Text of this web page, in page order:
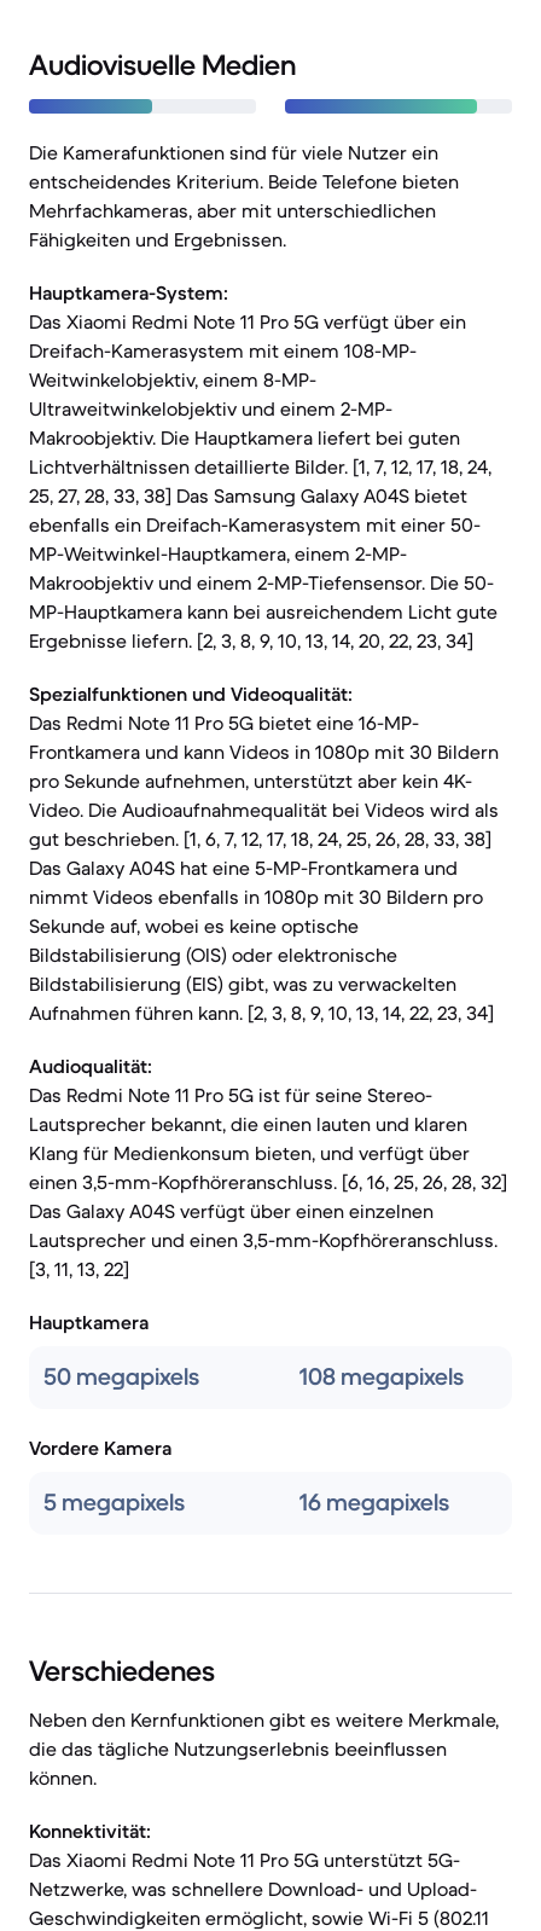
Audiovisuelle Medien
Die Kamerafunktionen sind für viele Nutzer ein
entscheidendes Kriterium. Beide Telefone bieten
Mehrfachkameras, aber mit unterschiedlichen
Fähigkeiten und Ergebnissen.
Hauptkamera-System:
Das Xiaomi Redmi Note 11 Pro 5G verfügt über ein
Dreifach-Kamerasystem mit einem 108-MP-
Weitwinkelobjektiv, einem 8-MP-
Ultraweitwinkelobjektiv und einem 2-MP-
Makroobjektiv. Die Hauptkamera liefert bei guten
Lichtverhältnissen detaillierte Bilder. [1, 7, 12, 17, 18, 24,
25, 27, 28, 33, 38] Das Samsung Galaxy A04S bietet
ebenfalls ein Dreifach-Kamerasystem mit einer 50-
MP-Weitwinkel-Hauptkamera, einem 2-MP-
Makroobjektiv und einem 2-MP-Tiefensensor. Die 50-
MP-Hauptkamera kann bei ausreichendem Licht gute
Ergebnisse liefern. [2, 3, 8, 9, 10, 13, 14, 20, 22, 23, 34]
Spezialfunktionen und Videoqualität:
Das Redmi Note 11 Pro 5G bietet eine 16-MP-
Frontkamera und kann Videos in 1080p mit 30 Bildern
pro Sekunde aufnehmen, unterstützt aber kein 4K-
Video. Die Audioaufnahmequalität bei Videos wird als
gut beschrieben. [1, 6, 7, 12, 17, 18, 24, 25, 26, 28, 33, 38]
Das Galaxy A04S hat eine 5-MP-Frontkamera und
nimmt Videos ebenfalls in 1080p mit 30 Bildern pro
Sekunde auf, wobei es keine optische
Bildstabilisierung (OIS) oder elektronische
Bildstabilisierung (EIS) gibt, was zu verwackelten
Aufnahmen führen kann. [2, 3, 8, 9, 10, 13, 14, 22, 23, 34]
Audioqualität:
Das Redmi Note 11 Pro 5G ist für seine Stereo-
Lautsprecher bekannt, die einen lauten und klaren
Klang für Medienkonsum bieten, und verfügt über
einen 3,5-mm-Kopfhöreranschluss. [6, 16, 25, 26, 28, 32]
Das Galaxy A04S verfügt über einen einzelnen
Lautsprecher und einen 3,5-mm-Kopfhöreranschluss.
[3, 11, 13, 22]
Hauptkamera
50 megapixels 108 megapixels
Vordere Kamera
5 megapixels 16 megapixels
Verschiedenes
Neben den Kernfunktionen gibt es weitere Merkmale,
die das tägliche Nutzungserlebnis beeinflussen
können.
Konnektivität:
Das Xiaomi Redmi Note 11 Pro 5G unterstützt 5G-
Netzwerke, was schnellere Download- und Upload-
Geschwindigkeiten ermöglicht, sowie Wi-Fi 5 (802.11